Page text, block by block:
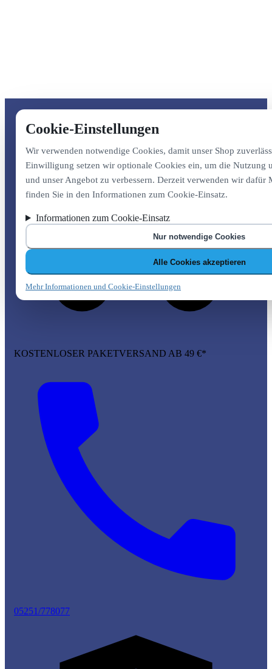
Cookie-Einstellungen
Wir verwenden notwendige Cookies, damit unser Shop
Einwilligung setzen wir optionale Cookies ein, um die Nutzung
und unser Angebot zu verbessern. Derzeit verwenden wir dafür
finden Sie in den Informationen zum Cookie-Einsatz.
Informationen zum Cookie-Einsatz
Nur notwendige Cookies
Alle Cookies akzeptieren
Mehr Informationen und Cookie-Einstellungen
KOSTENLOSER PAKETVERSAND AB 49 €*
05251/778077